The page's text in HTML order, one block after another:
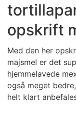
opskrift
Med den her
majsmel er det
hjemmelavede
også meget
helt klart